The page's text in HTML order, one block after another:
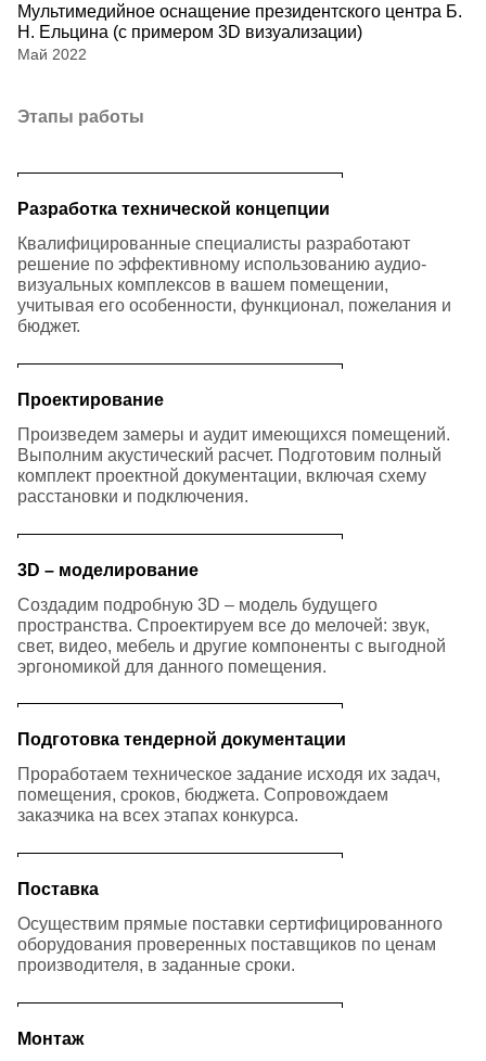
Мультимедийное оснащение президентского центра Б.
Н. Ельцина (с примером 3D визуализации)
Май 2022
Этапы работы
Разработка технической концепции
Квалифицированные специалисты разработают
решение по эффективному использованию аудио-
визуальных комплексов в вашем помещении,
учитывая его особенности, функционал, пожелания и
бюджет.
Проектирование
Произведем замеры и аудит имеющихся помещений.
Выполним акустический расчет. Подготовим полный
комплект проектной документации, включая схему
расстановки и подключения.
3D – моделирование
Создадим подробную 3D – модель будущего
пространства. Спроектируем все до мелочей: звук,
свет, видео, мебель и другие компоненты с выгодной
эргономикой для данного помещения.
Подготовка тендерной документации
Проработаем техническое задание исходя их задач,
помещения, сроков, бюджета. Сопровождаем
заказчика на всех этапах конкурса.
Поставка
Осуществим прямые поставки сертифицированного
оборудования проверенных поставщиков по ценам
производителя, в заданные сроки.
Монтаж